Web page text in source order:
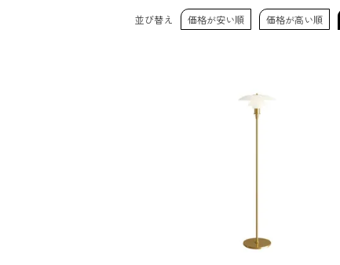
並び替え 価格が安い順 価格が高い順